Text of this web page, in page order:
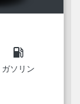
local_gas_station
ガソリン